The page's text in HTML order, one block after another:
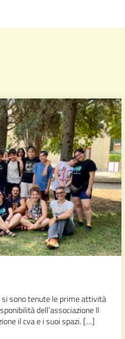
sono tenute le prime attività
dell’associazione Il
il cva e i suoi spazi. […]